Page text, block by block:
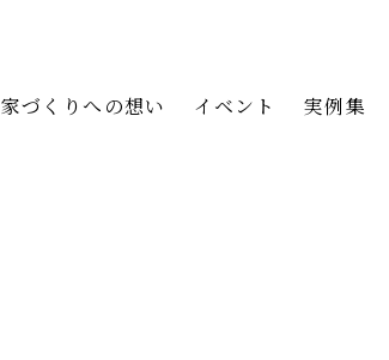
家づくりへの想い イベント 実例集